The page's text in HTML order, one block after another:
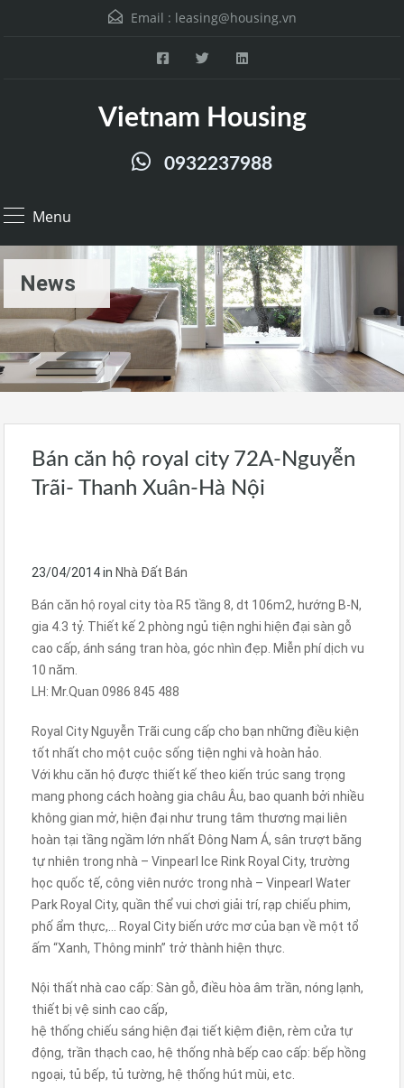
Email : leasing@housing.vn
Vietnam Housing
0932237988
Menu
News
Bán căn hộ royal city 72A-Nguyễn
Trãi- Thanh Xuân-Hà Nội
23/04/2014in Nhà Đất Bán
Bán căn hộ royal city tòa R5 tầng 8, dt 106m2, hướng B-N,
gia 4.3 tỷ. Thiết kế 2 phòng ngủ tiện nghi hiện đại sàn gỗ
cao cấp, ánh sáng tran hòa, góc nhìn đẹp. Miễn phí dịch vu
10 năm.
LH: Mr.Quan 0986 845 488
Royal City Nguyễn Trãi cung cấp cho bạn những điều kiện
tốt nhất cho một cuộc sống tiện nghi và hoàn hảo.
Với khu căn hộ được thiết kế theo kiến trúc sang trọng
mang phong cách hoàng gia châu Âu, bao quanh bởi nhiều
không gian mở, hiện đại như trung tâm thương mại liên
hoàn tại tầng ngầm lớn nhất Đông Nam Á, sân trượt băng
tự nhiên trong nhà – Vinpearl Ice Rink Royal City, trường
học quốc tế, công viên nước trong nhà – Vinpearl Water
Park Royal City, quần thể vui chơi giải trí, rạp chiếu phim,
phố ẩm thực,… Royal City biến ước mơ của bạn về một tổ
ấm “Xanh, Thông minh” trở thành hiện thực.
Nội thất nhà cao cấp: Sàn gỗ, điều hòa âm trần, nóng lạnh,
thiết bị vệ sinh cao cấp,
hệ thống chiếu sáng hiện đại tiết kiệm điện, rèm cửa tự
động, trần thạch cao, hệ thống nhà bếp cao cấp: bếp hồng
ngoại, tủ bếp, tủ tường, hệ thống hút mùi, etc.